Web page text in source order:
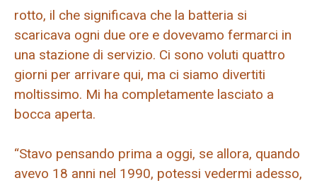
rotto, il che significava che la batteria si
scaricava ogni due ore e dovevamo fermarci in
una stazione di servizio. Ci sono voluti quattro
giorni per arrivare qui, ma ci siamo divertiti
moltissimo. Mi ha completamente lasciato a
bocca aperta.
“Stavo pensando prima a oggi, se allora, quando
avevo 18 anni nel 1990, potessi vedermi adesso,